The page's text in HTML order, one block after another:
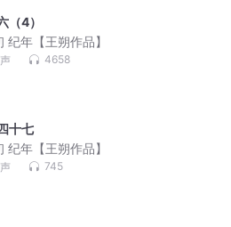
（4）
纪年【王朔作品】
4658
十七
纪年【王朔作品】
745